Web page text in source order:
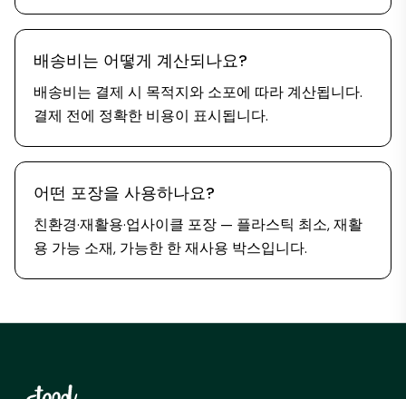
배송비는 어떻게 계산되나요?
배송비는 결제 시 목적지와 소포에 따라 계산됩니다.
결제 전에 정확한 비용이 표시됩니다.
어떤 포장을 사용하나요?
친환경·재활용·업사이클 포장 — 플라스틱 최소, 재활
용 가능 소재, 가능한 한 재사용 박스입니다.